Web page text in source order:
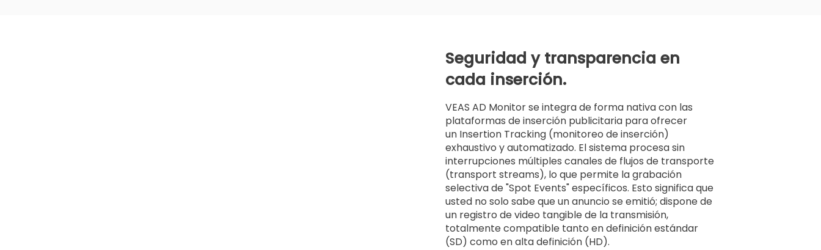
Seguridad y transparencia en
cada inserción.
VEAS AD Monitor se integra de forma nativa con las
plataformas de inserción publicitaria para ofrecer
un Insertion Tracking (monitoreo de inserción)
exhaustivo y automatizado. El sistema procesa sin
interrupciones múltiples canales de flujos de transporte
(transport streams), lo que permite la grabación
selectiva de "Spot Events" específicos. Esto significa que
usted no solo sabe que un anuncio se emitió; dispone de
un registro de video tangible de la transmisión,
totalmente compatible tanto en definición estándar
(SD) como en alta definición (HD).